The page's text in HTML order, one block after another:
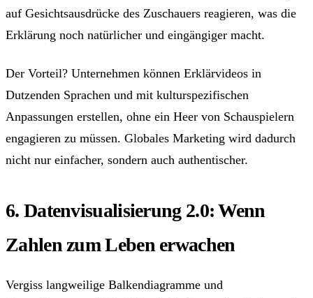
auf Gesichtsausdrücke des Zuschauers reagieren, was die
Erklärung noch natürlicher und eingängiger macht.
Der Vorteil? Unternehmen können Erklärvideos in
Dutzenden Sprachen und mit kulturspezifischen
Anpassungen erstellen, ohne ein Heer von Schauspielern
engagieren zu müssen. Globales Marketing wird dadurch
nicht nur einfacher, sondern auch authentischer.
6. Datenvisualisierung 2.0: Wenn
Zahlen zum Leben erwachen
Vergiss langweilige Balkendiagramme und